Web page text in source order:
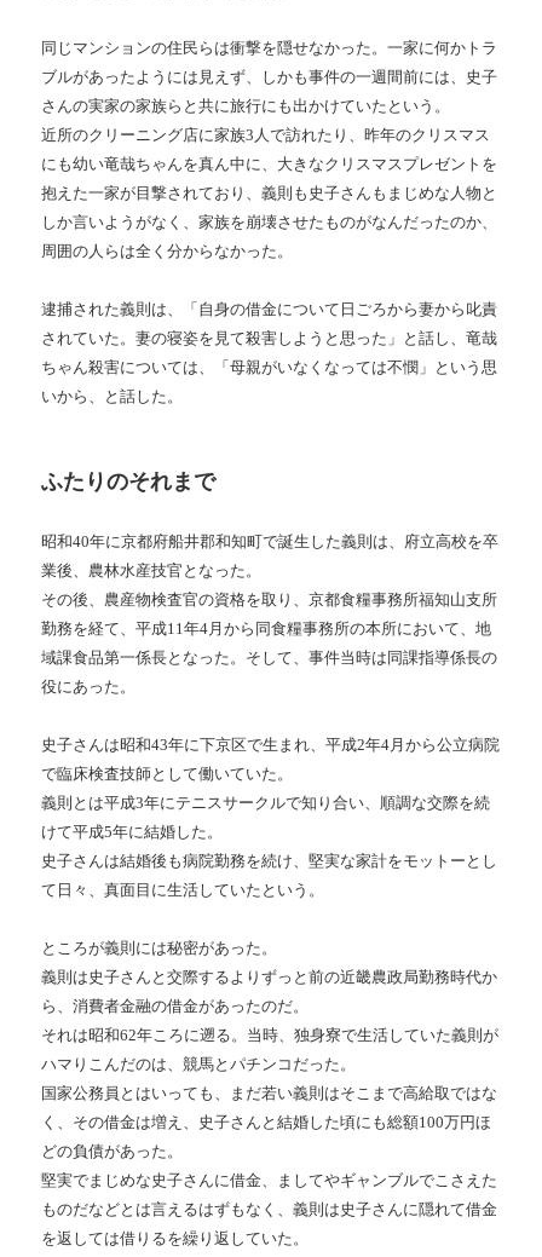
同じマンションの住民らは衝撃を隠せなかった。一家に何かトラ
ブルがあったようには見えず、しかも事件の一週間前には、史子
さんの実家の家族らと共に旅行にも出かけていたという。
近所のクリーニング店に家族3人で訪れたり、昨年のクリスマス
にも幼い竜哉ちゃんを真ん中に、大きなクリスマスプレゼントを
抱えた一家が目撃されており、義則も史子さんもまじめな人物と
しか言いようがなく、家族を崩壊させたものがなんだったのか、
周囲の人らは全く分からなかった。
逮捕された義則は、「自身の借金について日ごろから妻から叱責
されていた。妻の寝姿を見て殺害しようと思った」と話し、竜哉
ちゃん殺害については、「母親がいなくなっては不憫」という思
いから、と話した。
ふたりのそれまで
昭和40年に京都府船井郡和知町で誕生した義則は、府立高校を卒
業後、農林水産技官となった。
その後、農産物検査官の資格を取り、京都食糧事務所福知山支所
勤務を経て、平成11年4月から同食糧事務所の本所において、地
域課食品第一係長となった。そして、事件当時は同課指導係長の
役にあった。
史子さんは昭和43年に下京区で生まれ、平成2年4月から公立病院
で臨床検査技師として働いていた。
義則とは平成3年にテニスサークルで知り合い、順調な交際を続
けて平成5年に結婚した。
史子さんは結婚後も病院勤務を続け、堅実な家計をモットーとし
て日々、真面目に生活していたという。
ところが義則には秘密があった。
義則は史子さんと交際するよりずっと前の近畿農政局勤務時代か
ら、消費者金融の借金があったのだ。
それは昭和62年ころに遡る。当時、独身寮で生活していた義則が
ハマりこんだのは、競馬とパチンコだった。
国家公務員とはいっても、まだ若い義則はそこまで高給取ではな
く、その借金は増え、史子さんと結婚した頃にも総額100万円ほ
どの負債があった。
堅実でまじめな史子さんに借金、ましてやギャンブルでこさえた
ものだなどとは言えるはずもなく、義則は史子さんに隠れて借金
を返しては借りるを繰り返していた。